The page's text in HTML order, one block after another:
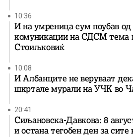
10:36
И на умреница сум поубав од
комуникации на СДСМ тема
Стоиљковиќ
10:08
И Албанците не веруваат
шкртале мурали на УЧК во
20:41
Сиљановска-Давкова: 8
и остана тегобен ден за сите